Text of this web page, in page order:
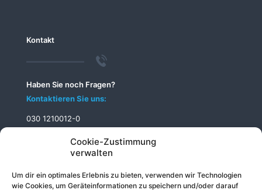
Cookie-Zustimmung
verwalten
Um dir ein optimales Erlebnis zu bieten, verwenden wir Technologien
wie Cookies, um Geräteinformationen zu speichern und/oder darauf
Kontakt
Haben Sie noch Fragen?
Kontaktieren Sie uns:
030 1210012-0
info@telecomputer.de